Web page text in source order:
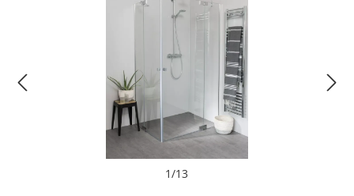
1/13